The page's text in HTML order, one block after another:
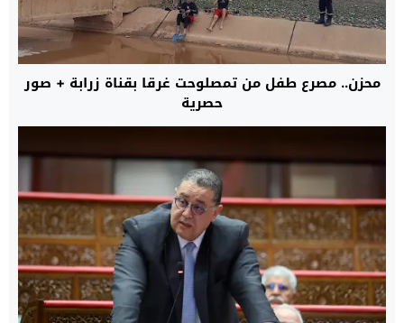
محزن.. مصرع طفل من تمصلوحت غرقا بقناة زرابة + صور
حصرية